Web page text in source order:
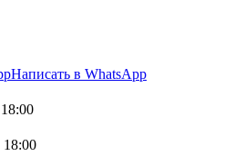
Написать в WhatsApp
18:00